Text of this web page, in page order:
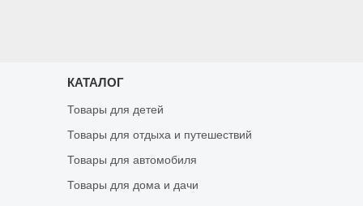
КАТАЛОГ
Товары для детей
Товары для отдыха и путешествий
Товары для автомобиля
Товары для дома и дачи